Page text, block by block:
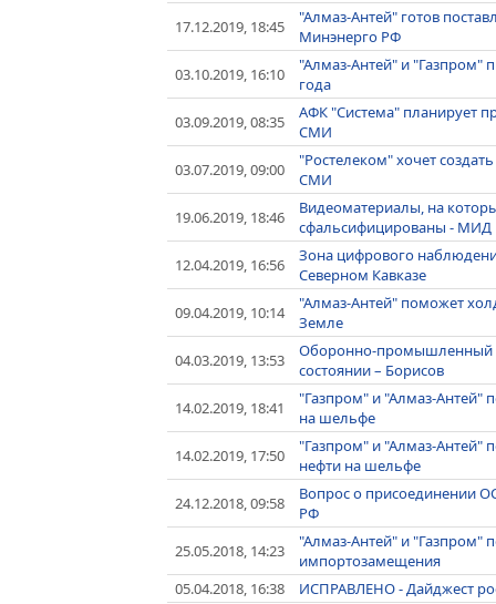
17.12.2019, 18:45
"Алмаз-Антей" готов
Минэнерго РФ
03.10.2019, 16:10
"Алмаз-Антей" и "Газпром"
года
03.09.2019, 08:35
АФК "Система" планирует
СМИ
03.07.2019, 09:00
"Ростелеком" хочет
СМИ
19.06.2019, 18:46
Видеоматериалы, на
сфальсифицированы - МИД
12.04.2019, 16:56
Зона цифрового
Северном Кавказе
09.04.2019, 10:14
"Алмаз-Антей" поможет
Земле
04.03.2019, 13:53
Оборонно-промышленный
состоянии – Борисов
14.02.2019, 18:41
"Газпром" и "Алмаз-Антей"
на шельфе
14.02.2019, 17:50
"Газпром" и "Алмаз-Антей"
нефти на шельфе
24.12.2018, 09:58
Вопрос о присоединении
РФ
25.05.2018, 14:23
"Алмаз-Антей" и "Газпром"
импортозамещения
05.04.2018, 16:38
ИСПРАВЛЕНО - Дайджест